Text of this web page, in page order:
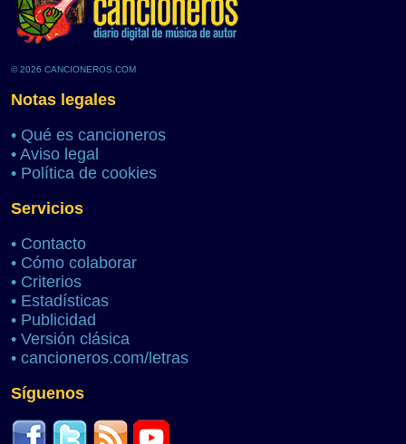
© 2026 CANCIONEROS.COM
Notas legales
• Qué es cancioneros
• Aviso legal
• Política de cookies
Servicios
• Contacto
• Cómo colaborar
• Criterios
• Estadísticas
• Publicidad
• Versión clásica
• cancioneros.com/letras
Síguenos